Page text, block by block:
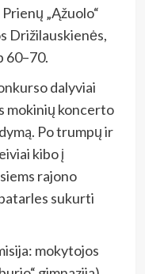
„Ąžuolo“
Drižilauskienės,
60–70.
dalyviai
mokinių koncerto
Po trumpų ir
kibo į
rajono
sukurti
mokytojos